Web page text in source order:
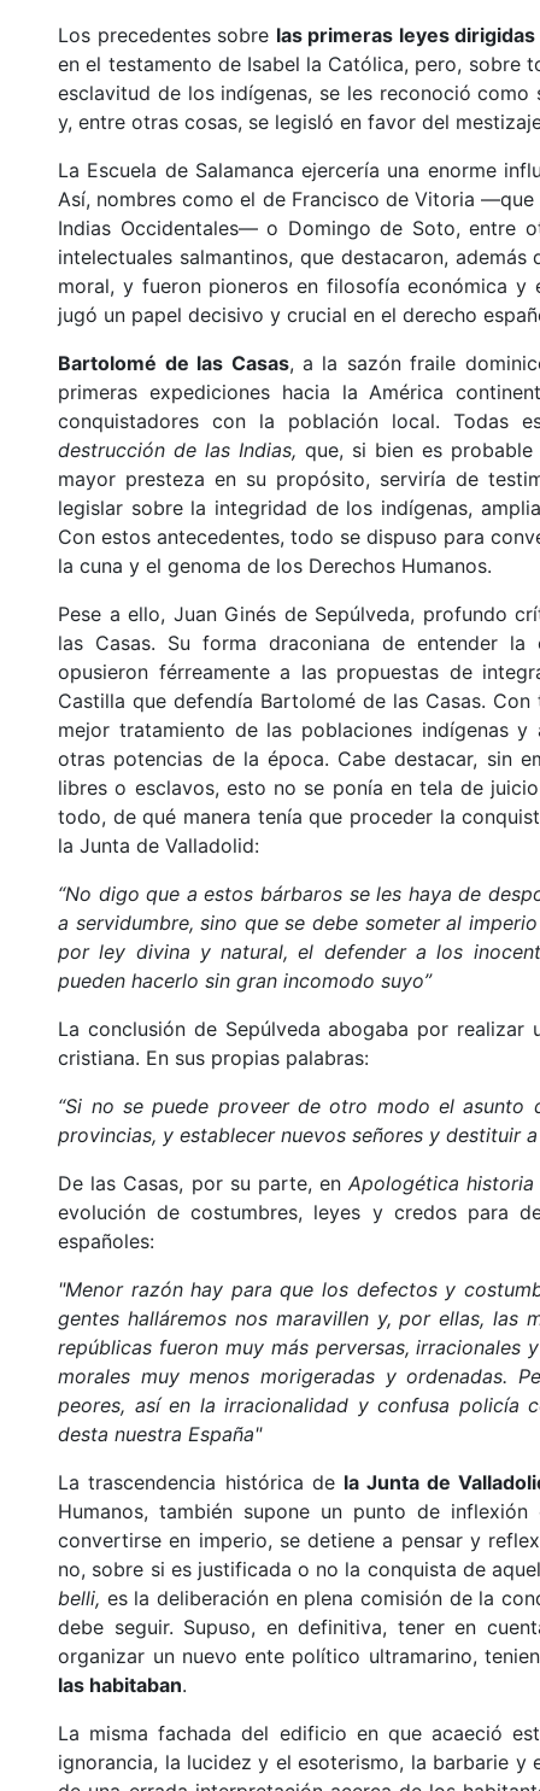
Los precedentes sobre las primeras leyes
en el testamento de Isabel la Católica, pero, sobre
esclavitud de los indígenas, se les reconoció
y, entre otras cosas, se legisló en favor del
La Escuela de Salamanca ejercería una enorme
Así, nombres como el de Francisco de Vitoria
Indias Occidentales— o Domingo de Soto, entre
intelectuales salmantinos, que destacaron,
moral, y fueron pioneros en filosofía económica y
jugó un papel decisivo y crucial en el derecho
Bartolomé de las Casas, a la sazón fraile
primeras expediciones hacia la América
conquistadores con la población local. Todas
destrucción de las Indias, que, si bien es
mayor presteza en su propósito, serviría de
legislar sobre la integridad de los indígenas,
Con estos antecedentes, todo se dispuso para
la cuna y el genoma de los Derechos Humanos.
Pese a ello, Juan Ginés de Sepúlveda, profundo
las Casas. Su forma draconiana de entender
opusieron férreamente a las propuestas de
Castilla que defendía Bartolomé de las Casas.
mejor tratamiento de las poblaciones indígenas
otras potencias de la época. Cabe destacar, sin
libres o esclavos, esto no se ponía en tela de
todo, de qué manera tenía que proceder la
la Junta de Valladolid:
“No digo que a estos bárbaros se les haya de
a servidumbre, sino que se debe someter al
por ley divina y natural, el defender a los
pueden hacerlo sin gran incomodo suyo”
La conclusión de Sepúlveda abogaba por
cristiana. En sus propias palabras:
“Si no se puede proveer de otro modo el
provincias, y establecer nuevos señores y destituir
De las Casas, por su parte, enApologética historia
evolución de costumbres, leyes y credos para
españoles:
"Menor razón hay para que los defectos y
gentes halláremos nos maravillen y, por ellas, las
repúblicas fueron muy más perversas, irracionales
morales muy menos morigeradas y ordenadas.
peores, así en la irracionalidad y confusa policía
desta nuestra España"
La trascendencia histórica de la Junta de
Humanos, también supone un punto de
convertirse en imperio, se detiene a pensar y
no, sobre si es justificada o no la conquista de
belli, es la deliberación en plena comisión de la
debe seguir. Supuso, en definitiva, tener en
organizar un nuevo ente político ultramarino,
las habitaban.
La misma fachada del edificio en que acaeció
ignorancia, la lucidez y el esoterismo, la barbarie y